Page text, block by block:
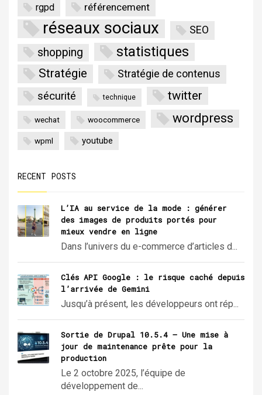
rgpd référencement
réseaux sociaux SEO
shopping statistiques
Stratégie Stratégie de contenus
sécurité technique twitter
wechat woocommerce wordpress
wpml youtube
RECENT POSTS
L’IA au service de la mode : générer
des images de produits portés pour
mieux vendre en ligne
Dans l’univers du e-commerce d’articles d...
Clés API Google : le risque caché depuis
l’arrivée de Gemini
Jusqu’à présent, les développeurs ont rép...
Sortie de Drupal 10.5.4 – Une mise à
jour de maintenance prête pour la
production
Le 2 octobre 2025, l’équipe de
développement de...